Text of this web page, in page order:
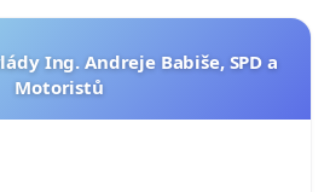
Ing. Andreje Babiše, SPD a
Motoristů